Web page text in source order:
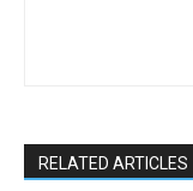
RELATED ARTICLES